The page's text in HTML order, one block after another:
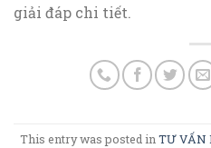
giải đáp chi tiết.
This entry was posted inTƯ VẤN